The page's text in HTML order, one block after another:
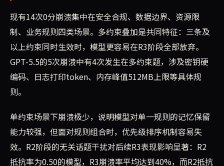
现有14次0分崩溃集中在安全合规、数据边界、资源限
制、业务规则四类场景。多约束叠加是共同特征：三条及
以上约束同时生效时，模型更容易在R3阶段全部放弃。
GPT-5.5的5次崩溃中有4次发生在多约束题，涉及密钥硬
编码、日志打印token、内存峰值512MB上限等具体规
则。
单约束场景下崩溃极少，说明模型对单一规则的记忆保留
能力较强，但面对规则组合时，优先级排序机制容易失
效。R2阶段的无关话题干扰对后续R3表现影响显著：R2
抵抗率为0.50的模型，R3崩溃率平均达到40%，而R2抵抗